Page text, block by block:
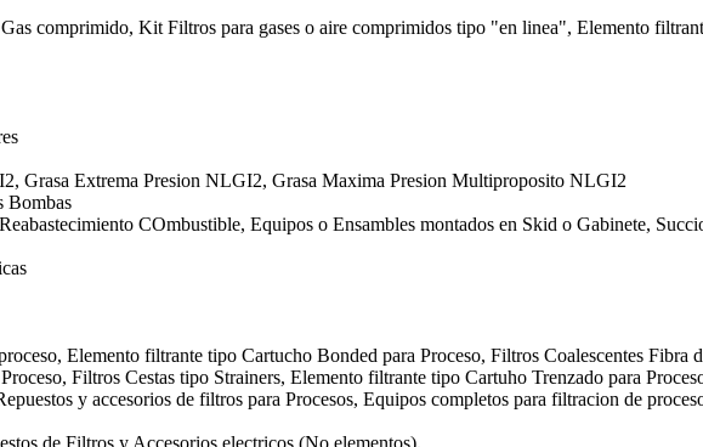
comprimido, Kit Filtros para gases o aire comprimidos tipo "en linea", Elemento
Grasa Extrema Presion NLGI2, Grasa Maxima Presion Multiproposito NLGI2
Bombas
COmbustible, Equipos o Ensambles montados en Skid o Gabinete,
Elemento filtrante tipo Cartucho Bonded para Proceso, Filtros Coalescentes
Filtros Cestas tipo Strainers, Elemento filtrante tipo Cartuho Trenzado para
y accesorios de filtros para Procesos, Equipos completos para filtracion de